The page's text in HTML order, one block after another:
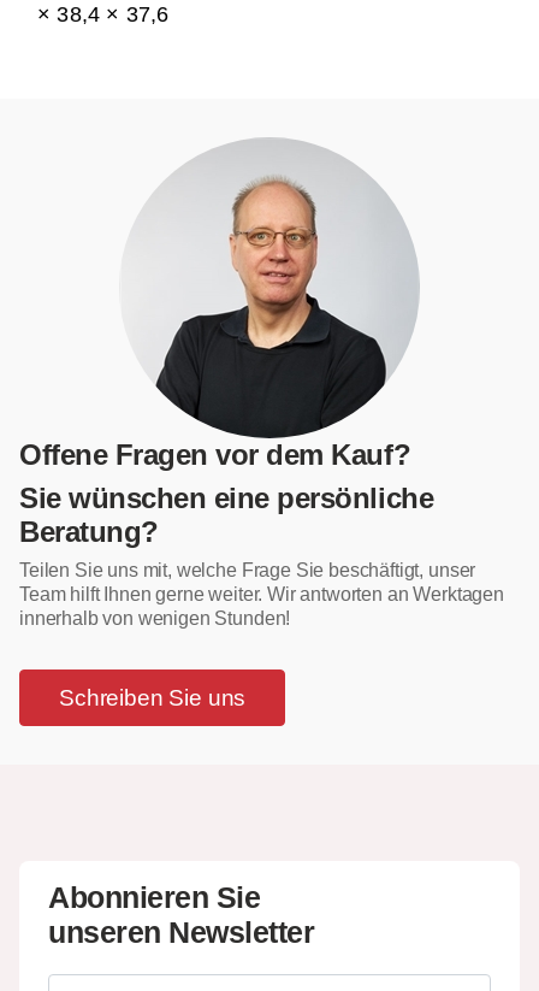
× 38,4 × 37,6
Offene Fragen vor dem Kauf?
Sie wünschen eine persönliche
Beratung?
Teilen Sie uns mit, welche Frage Sie beschäftigt, unser
Team hilft Ihnen gerne weiter. Wir antworten an Werktagen
innerhalb von wenigen Stunden!
Schreiben Sie uns
Abonnieren Sie
unseren Newsletter